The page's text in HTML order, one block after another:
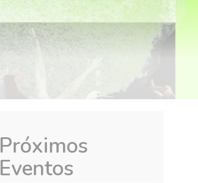
Próximos
Eventos